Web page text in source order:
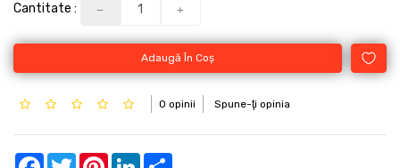
Cantitate :
Adaugă În Coş
0 opinii Spune-ţi opinia
Facebook
TwitterPinterestLinkedIn